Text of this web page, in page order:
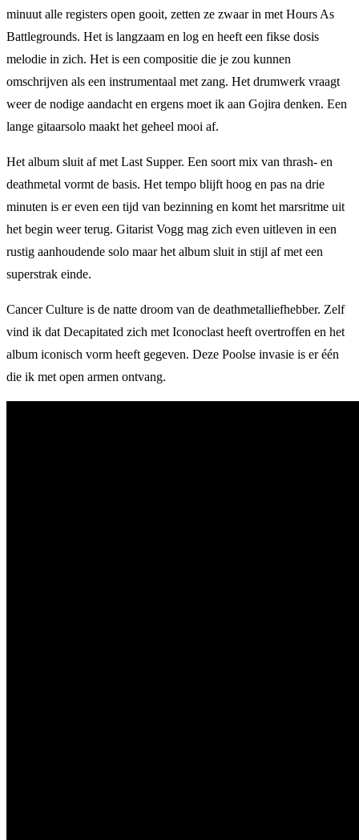
minuut alle registers open gooit, zetten ze zwaar in met Hours As
Battlegrounds. Het is langzaam en log en heeft een fikse dosis
melodie in zich. Het is een compositie die je zou kunnen
omschrijven als een instrumentaal met zang. Het drumwerk vraagt
weer de nodige aandacht en ergens moet ik aan Gojira denken. Een
lange gitaarsolo maakt het geheel mooi af.
Het album sluit af met Last Supper. Een soort mix van thrash- en
deathmetal vormt de basis. Het tempo blijft hoog en pas na drie
minuten is er even een tijd van bezinning en komt het marsritme uit
het begin weer terug. Gitarist Vogg mag zich even uitleven in een
rustig aanhoudende solo maar het album sluit in stijl af met een
superstrak einde.
Cancer Culture is de natte droom van de deathmetalliefhebber. Zelf
vind ik dat Decapitated zich met Iconoclast heeft overtroffen en het
album iconisch vorm heeft gegeven. Deze Poolse invasie is er één
die ik met open armen ontvang.